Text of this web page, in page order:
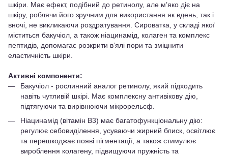
шкіри. Має ефект, подібний до ретинолу, але м’яко діє на
шкіру, роблячи його зручним для використання як вдень, так і
вночі, не викликаючи роздратування. Сироватка, у складі якої
міститься бакучіол, а також ніацинамід, колаген та комплекс
пептидів, допомагає розкрити в’ялі пори та зміцнити
еластичність шкіри.
Активні компоненти:
Бакучіол - рослинний аналог ретинолу, який підходить
навіть чутливій шкірі. Має комплексну антивікову дію,
підтягуючи та вирівнюючи мікрорельєф.
Ніацинамід (вітамін В3) має багатофункціональну дію:
регулює себовиділення, усуваючи жирний блиск, освітлює
та перешкоджає появі пігментації, а також стимулює
вироблення колагену, підвищуючи пружність та